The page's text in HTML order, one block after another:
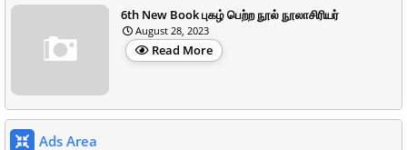
6th New Book புகழ் பெற்ற நூல் நூலாசிரியர்
August 28, 2023
Read More
Ads Area